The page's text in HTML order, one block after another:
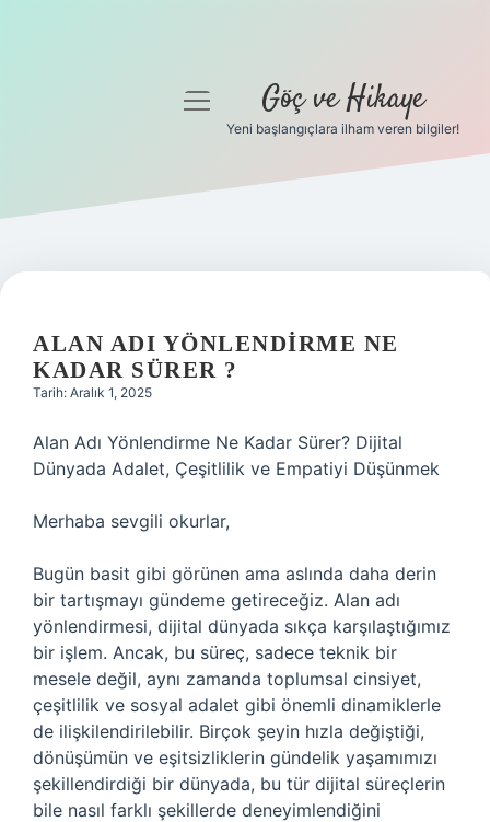
Gizlilik Politikası
Yasal Uyarı
menüyü
Göç ve Hikaye
Yeni başlangıçlara ilham veren bilgiler!
ALAN ADI YÖNLENDIRME NE
KADAR SÜRER ?
Tarih: Aralık 1, 2025
Alan Adı Yönlendirme Ne Kadar Sürer? Dijital
Dünyada Adalet, Çeşitlilik ve Empatiyi Düşünmek
Merhaba sevgili okurlar,
Bugün basit gibi görünen ama aslında daha derin
bir tartışmayı gündeme getireceğiz. Alan adı
yönlendirmesi, dijital dünyada sıkça karşılaştığımız
bir işlem. Ancak, bu süreç, sadece teknik bir
mesele değil, aynı zamanda toplumsal cinsiyet,
çeşitlilik ve sosyal adalet gibi önemli dinamiklerle
de ilişkilendirilebilir. Birçok şeyin hızla değiştiği,
dönüşümün ve eşitsizliklerin gündelik yaşamımızı
şekillendirdiği bir dünyada, bu tür dijital süreçlerin
bile nasıl farklı şekillerde deneyimlendiğini